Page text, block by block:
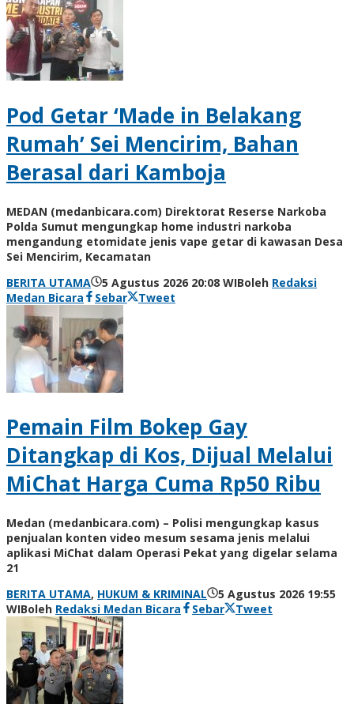
Pod Getar ‘Made in Belakang
Rumah’ Sei Mencirim, Bahan
Berasal dari Kamboja
MEDAN (medanbicara.com) Direktorat Reserse Narkoba
Polda Sumut mengungkap home industri narkoba
mengandung etomidate jenis vape getar di kawasan Desa
Sei Mencirim, Kecamatan
BERITA UTAMA
5 Agustus 2026 20:08 WIBoleh Redaksi
Medan Bicara
Sebar Tweet
Pemain Film Bokep Gay
Ditangkap di Kos, Dijual Melalui
MiChat Harga Cuma Rp50 Ribu
Medan (medanbicara.com) – Polisi mengungkap kasus
penjualan konten video mesum sesama jenis melalui
aplikasi MiChat dalam Operasi Pekat yang digelar selama
21
BERITA UTAMA, HUKUM & KRIMINAL
5 Agustus 2026 19:55
WIBoleh Redaksi Medan Bicara Sebar Tweet